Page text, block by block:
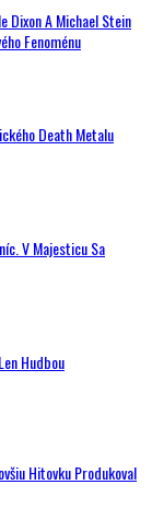
Dixon A Michael Stein
Fenoménu
Death Metalu
V Majesticu Sa
Hudbou
Hitovku Produkoval